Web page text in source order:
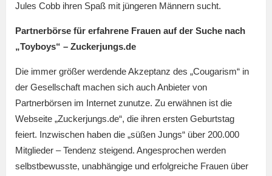
Jules Cobb ihren Spaß mit jüngeren Männern sucht.
Partnerbörse für erfahrene Frauen auf der Suche nach
„Toyboys“ – Zuckerjungs.de
Die immer größer werdende Akzeptanz des „Cougarism“ in
der Gesellschaft machen sich auch Anbieter von
Partnerbörsen im Internet zunutze. Zu erwähnen ist die
Webseite „Zuckerjungs.de“, die ihren ersten Geburtstag
feiert. Inzwischen haben die „süßen Jungs“ über 200.000
Mitglieder – Tendenz steigend. Angesprochen werden
selbstbewusste, unabhängige und erfolgreiche Frauen über